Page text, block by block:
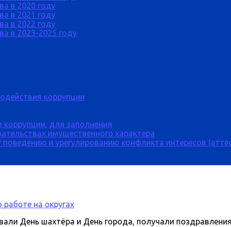
в 2020 году
в 2021 году
в 2022 году
в 2023-2025 году
коррупции
для заполнения
имущественного характера
и урегулированию конфликта интересов
на округах
День шахтёра и День города, получали